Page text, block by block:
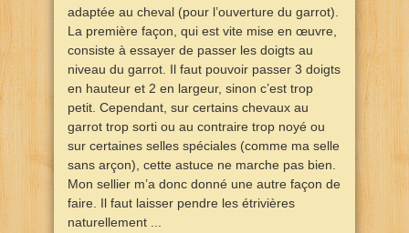
adaptée au cheval (pour l’ouverture du garrot).
La première façon, qui est vite mise en œuvre,
consiste à essayer de passer les doigts au
niveau du garrot. Il faut pouvoir passer 3 doigts
en hauteur et 2 en largeur, sinon c’est trop
petit. Cependant, sur certains chevaux au
garrot trop sorti ou au contraire trop noyé ou
sur certaines selles spéciales (comme ma selle
sans arçon), cette astuce ne marche pas bien.
Mon sellier m’a donc donné une autre façon de
faire. Il faut laisser pendre les étrivières
naturellement ...